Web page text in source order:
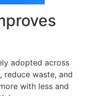
adopted across
reduce waste, and
with less and